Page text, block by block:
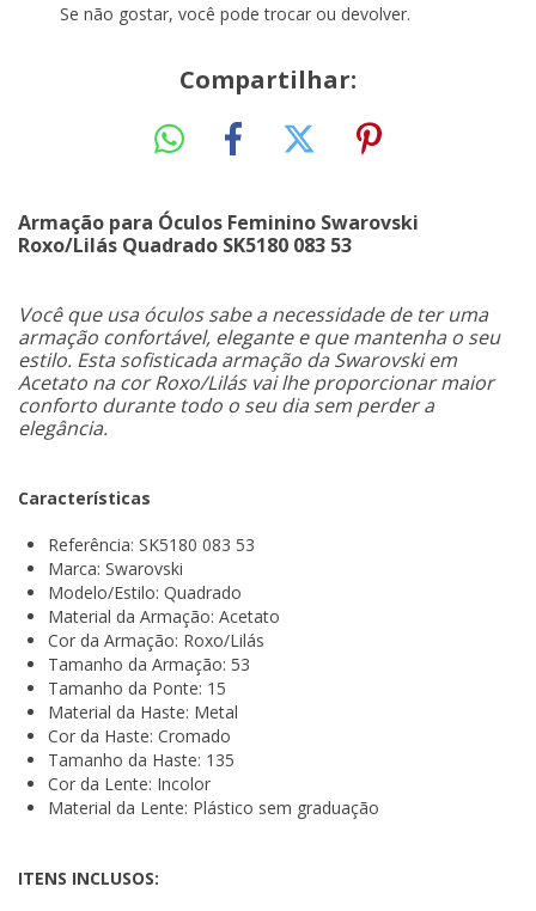
Se não gostar, você pode trocar ou devolver.
Compartilhar:
Armação para Óculos Feminino Swarovski
Roxo/Lilás Quadrado SK5180 083 53
Você que usa óculos sabe a necessidade de ter uma
armação confortável, elegante e que mantenha o seu
estilo. Esta sofisticada armação da Swarovski em
Acetato na cor Roxo/Lilás vai lhe proporcionar maior
conforto durante todo o seu dia sem perder a
elegância.
Características
Referência: SK5180 083 53
Marca: Swarovski
Modelo/Estilo: Quadrado
Material da Armação: Acetato
Cor da Armação: Roxo/Lilás
Tamanho da Armação: 53
Tamanho da Ponte: 15
Material da Haste: Metal
Cor da Haste: Cromado
Tamanho da Haste: 135
Cor da Lente: Incolor
Material da Lente: Plástico sem graduação
ITENS INCLUSOS: